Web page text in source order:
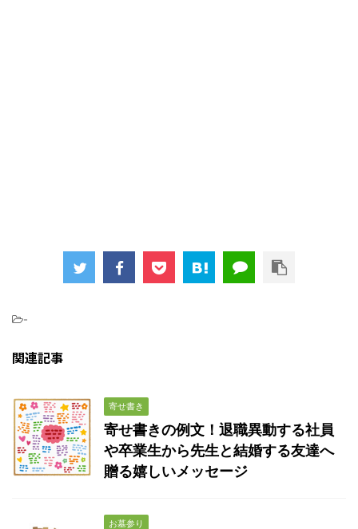
-
関連記事
寄せ書き
寄せ書きの例文！退職異動する社員
や卒業生から先生と結婚する友達へ
贈る嬉しいメッセージ
お墓参り